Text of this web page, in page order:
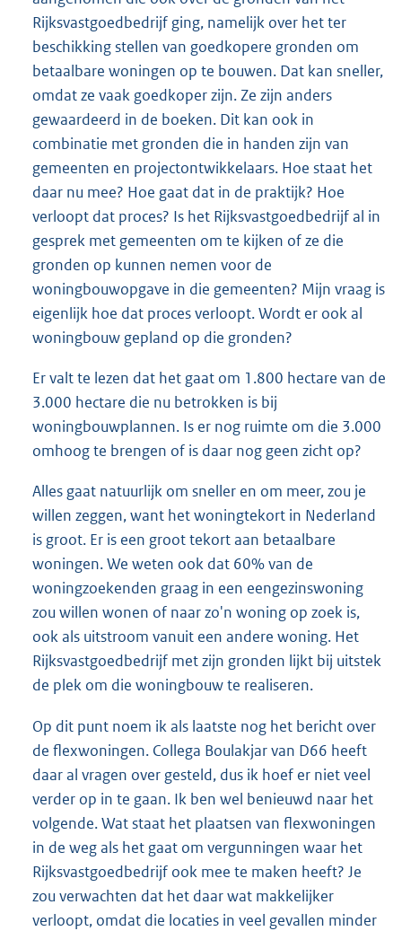
Rijksvastgoedbedrijf ging, namelijk over het ter
beschikking stellen van goedkopere gronden om
betaalbare woningen op te bouwen. Dat kan sneller,
omdat ze vaak goedkoper zijn. Ze zijn anders
gewaardeerd in de boeken. Dit kan ook in
combinatie met gronden die in handen zijn van
gemeenten en projectontwikkelaars. Hoe staat het
daar nu mee? Hoe gaat dat in de praktijk? Hoe
verloopt dat proces? Is het Rijksvastgoedbedrijf al in
gesprek met gemeenten om te kijken of ze die
gronden op kunnen nemen voor de
woningbouwopgave in die gemeenten? Mijn vraag is
eigenlijk hoe dat proces verloopt. Wordt er ook al
woningbouw gepland op die gronden?
Er valt te lezen dat het gaat om 1.800 hectare van de
3.000 hectare die nu betrokken is bij
woningbouwplannen. Is er nog ruimte om die 3.000
omhoog te brengen of is daar nog geen zicht op?
Alles gaat natuurlijk om sneller en om meer, zou je
willen zeggen, want het woningtekort in Nederland
is groot. Er is een groot tekort aan betaalbare
woningen. We weten ook dat 60% van de
woningzoekenden graag in een eengezinswoning
zou willen wonen of naar zo'n woning op zoek is,
ook als uitstroom vanuit een andere woning. Het
Rijksvastgoedbedrijf met zijn gronden lijkt bij uitstek
de plek om die woningbouw te realiseren.
Op dit punt noem ik als laatste nog het bericht over
de flexwoningen. Collega Boulakjar van D66 heeft
daar al vragen over gesteld, dus ik hoef er niet veel
verder op in te gaan. Ik ben wel benieuwd naar het
volgende. Wat staat het plaatsen van flexwoningen
in de weg als het gaat om vergunningen waar het
Rijksvastgoedbedrijf ook mee te maken heeft? Je
zou verwachten dat het daar wat makkelijker
verloopt, omdat die locaties in veel gevallen minder